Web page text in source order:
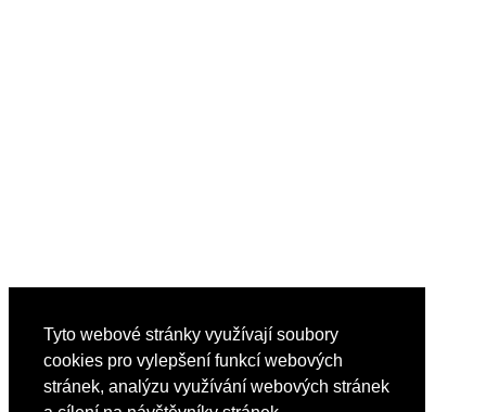
Tyto webové stránky využívají soubory
cookies pro vylepšení funkcí webových
stránek, analýzu využívání webových stránek